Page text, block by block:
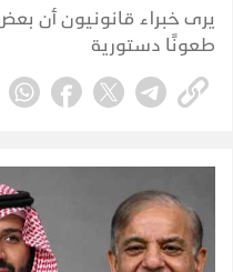
يرى خبراء قانونيون أن
طعونًا دستورية